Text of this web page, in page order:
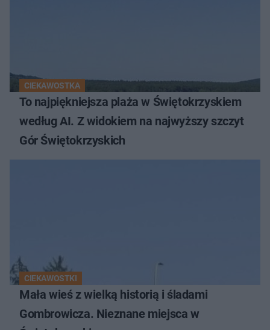
CIEKAWOSTKA
To najpiękniejsza plaża w Świętokrzyskiem
według AI. Z widokiem na najwyższy szczyt
Gór Świętokrzyskich
CIEKAWOSTKI
Mała wieś z wielką historią i śladami
Gombrowicza. Nieznane miejsca w